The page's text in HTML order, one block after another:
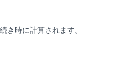
き時に計算されます。